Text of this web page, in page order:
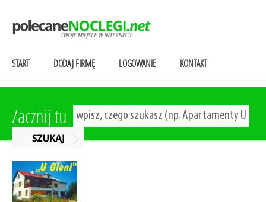
START DODAJ FIRMĘ LOGOWANIE KONTAKT
Zacznij tu